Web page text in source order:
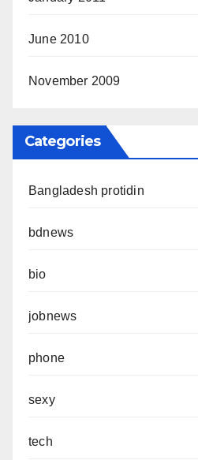
June 2010
November 2009
Categories
Bangladesh protidin
bdnews
bio
jobnews
phone
sexy
tech